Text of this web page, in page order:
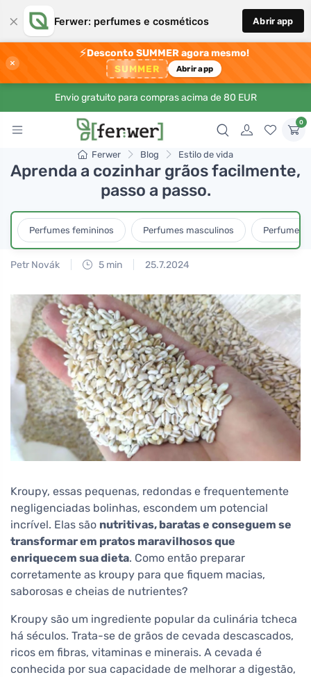
× Ferwer: perfumes e cosméticos Abrir app
×
⚡Desconto SUMMER agora mesmo!
SUMMER Abrir app
Envio gratuito para compras acima de 80 EUR
0
Ferwer Blog Estilo de vida
Aprenda a cozinhar grãos facilmente,
passo a passo.
Perfumes femininos Perfumes masculinos Perfumes
Petr Novák 5 min 25.7.2024
Kroupy, essas pequenas, redondas e frequentemente
negligenciadas bolinhas, escondem um potencial
incrível. Elas são nutritivas, baratas e conseguem se
transformar em pratos maravilhosos que
enriquecem sua dieta. Como então preparar
corretamente as kroupy para que fiquem macias,
saborosas e cheias de nutrientes?
Kroupy são um ingrediente popular da culinária tcheca
há séculos. Trata-se de grãos de cevada descascados,
ricos em fibras, vitaminas e minerais. A cevada é
conhecida por sua capacidade de melhorar a digestão,